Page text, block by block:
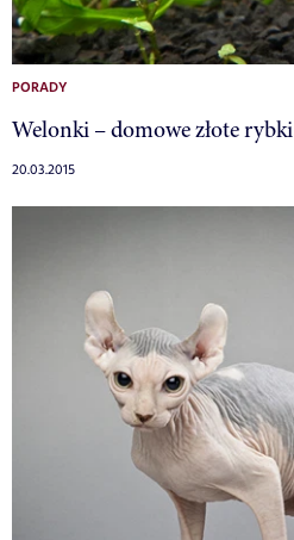
PORADY
Welonki – domowe złote rybki
20.03.2015